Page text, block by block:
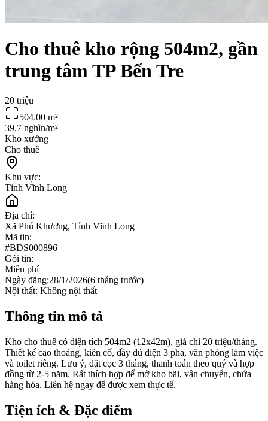
Cho thuê kho rộng 504m2, gần
trung tâm TP Bến Tre
20 triệu
504.00 m²
39.7 nghìn/m²
Kho xưởng
Cho thuê
Khu vực:
Tỉnh Vĩnh Long
Địa chỉ:
Xã Phú Khương, Tỉnh Vĩnh Long
Mã tin:
#BDS000896
Gói tin:
Miễn phí
Ngày đăng:28/1/2026(6 tháng trước)
Nội thất: Không nội thất
Thông tin mô tả
Kho cho thuê có diện tích 504m2 (12x42m), giá chỉ 20 triệu/tháng.
Thiết kế cao thoáng, kiên cố, đầy đủ điện 3 pha, văn phòng làm việc
và toilet riêng. Lưu ý, đặt cọc 3 tháng, thanh toán theo quý và hợp
đồng từ 2-5 năm. Rất thích hợp để mở kho bãi, vận chuyển, chứa
hàng hóa. Liên hệ ngay để được xem thực tế.
Tiện ích & Đặc điểm